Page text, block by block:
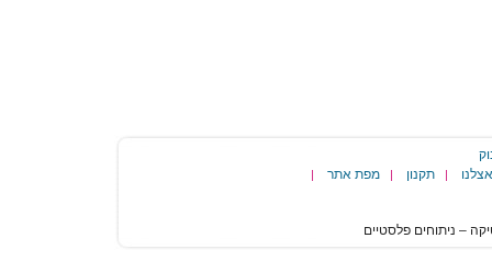
| תקנון | מפת אתר |